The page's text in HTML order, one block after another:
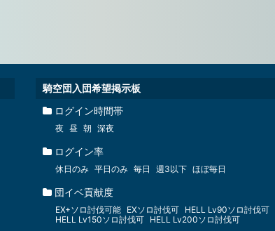
騎空団入団希望掲示板
ログイン時間帯
夜 昼 朝 深夜
ログイン率
休日のみ 平日のみ 毎日 週3以下 ほぼ毎日
団イベ貢献度
EX+ソロ討伐可能 EXソロ討伐可 HELL Lv90ソロ討伐可
HELL Lv150ソロ討伐可 HELL Lv200ソロ討伐可